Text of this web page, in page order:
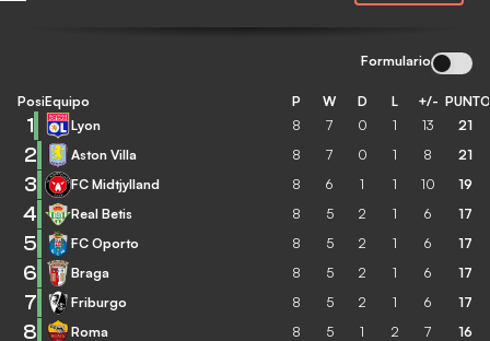
Formulario
Posición
Equipo P W D L +/-
1 Lyon 8 7 0 1 13 21
2 Aston Villa 8 7 0 1 8 21
3 FC Midtjylland 8 6 1 1 10 19
4 Real Betis 8 5 2 1 6 17
5 FC Oporto 8 5 2 1 6 17
6 Braga 8 5 2 1 6 17
7 Friburgo 8 5 2 1 6 17
8 Roma 8 5 1 2 7 16